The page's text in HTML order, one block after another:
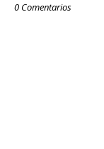
0 Comentarios